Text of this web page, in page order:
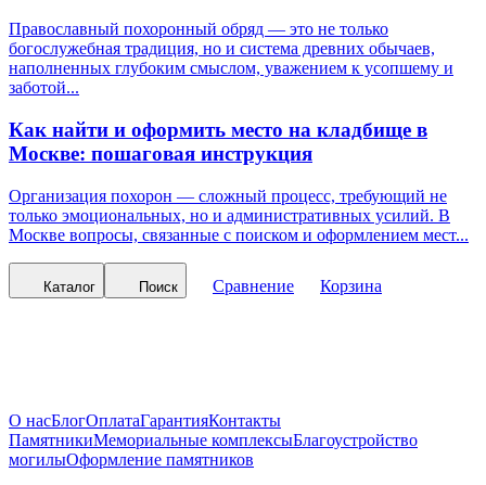
Православный похоронный обряд — это не только
богослужебная традиция, но и система древних обычаев,
наполненных глубоким смыслом, уважением к усопшему и
заботой...
Как найти и оформить место на кладбище в
Москве: пошаговая инструкция
Организация похорон — сложный процесс, требующий не
только эмоциональных, но и административных усилий. В
Москве вопросы, связанные с поиском и оформлением мест...
Каталог Поиск Сравнение Корзина
О насБлогОплатаГарантияКонтакты
ПамятникиМемориальные комплексыБлагоустройство
могилыОформление памятников